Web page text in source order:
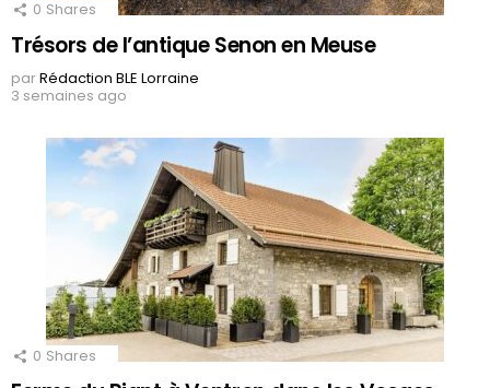
0 Shares
Trésors de l’antique Senon en Meuse
parRédaction BLE Lorraine
3 semaines ago
0 Shares